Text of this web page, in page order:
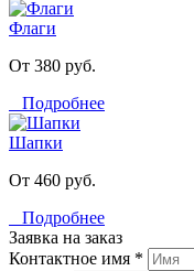
Флаги
От 380 руб.
Подробнее
Шапки
От 460 руб.
Подробнее
Заявка на заказ
Контактное имя *